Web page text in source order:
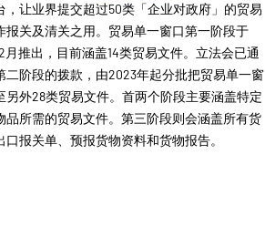
，让业界提交超过50类「企业对政府」的贸易
报关及清关之用。贸易单一窗口第一阶段于
月推出，目前涵盖14类贸易文件。立法会已通
二阶段的拨款， 由2023年起分批把贸易单一窗
另外28类贸易文件。首两个阶段主要涵盖特定
品所需的贸易文件。第三阶段则会涵盖所有货
口报关单、预报货物资料和货物报告。